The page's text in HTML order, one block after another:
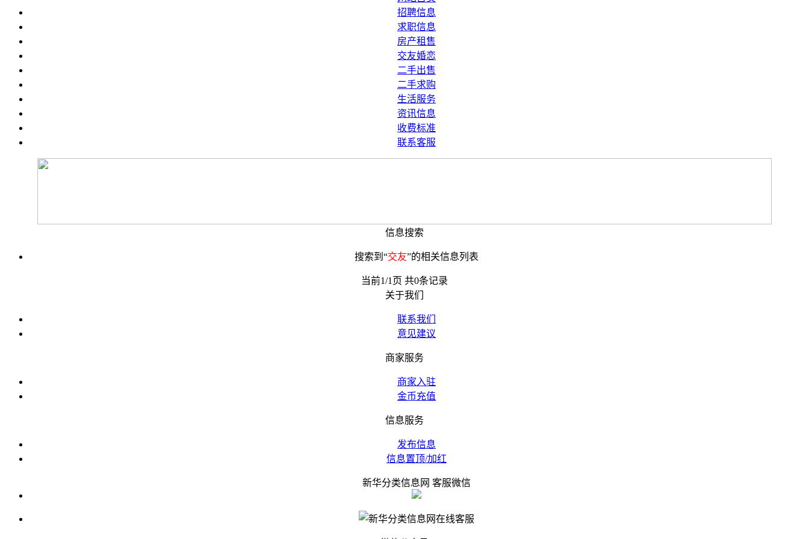
招聘信息
求职信息
房产租售
交友婚恋
二手出售
二手求购
生活服务
资讯信息
收费标准
联系客服
信息搜索
搜索到“交友”的相关信息列表
当前1/1页 共0条记录
关于我们
联系我们
意见建议
商家服务
商家入驻
金币充值
信息服务
发布信息
信息置顶/加红
新华分类信息网 客服微信